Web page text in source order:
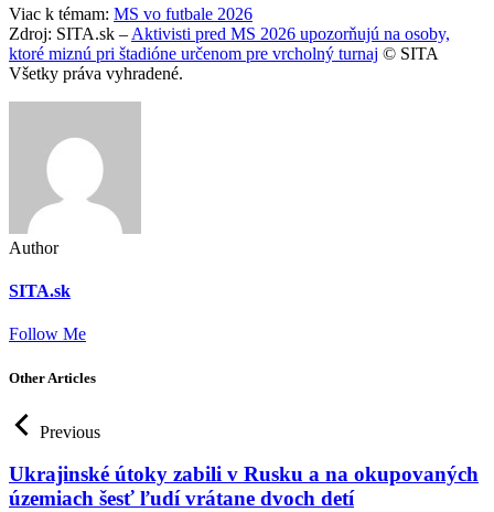
Viac k témam: MS vo futbale 2026
Zdroj: SITA.sk – Aktivisti pred MS 2026 upozorňujú na osoby,
ktoré miznú pri štadióne určenom pre vrcholný turnaj © SITA
Všetky práva vyhradené.
Author
SITA.sk
Follow Me
Other Articles
Previous
Ukrajinské útoky zabili v Rusku a na okupovaných
územiach šesť ľudí vrátane dvoch detí